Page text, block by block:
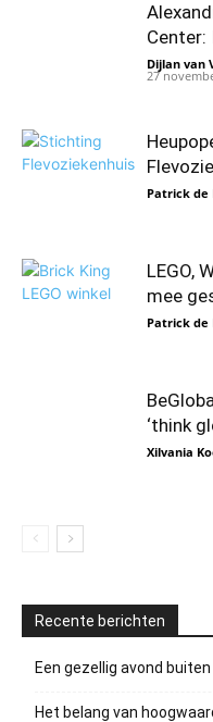
Center:
Dijlan van
27
Patrick de
LEGO,
mee
Patrick de
‘think
Xilvania
Recente berichten
Een gezellig avond
Het belang van